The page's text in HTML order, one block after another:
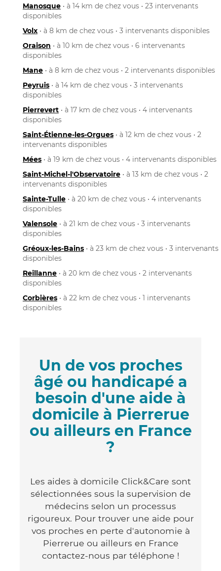
Manosque • à 14 km de chez vous • 23 intervenants
disponibles
Volx • à 8 km de chez vous • 3 intervenants disponibles
Oraison • à 10 km de chez vous • 6 intervenants
disponibles
Mane • à 8 km de chez vous • 2 intervenants disponibles
Peyruis • à 14 km de chez vous • 3 intervenants
disponibles
Pierrevert • à 17 km de chez vous • 4 intervenants
disponibles
Saint-Étienne-les-Orgues • à 12 km de chez vous • 2
intervenants disponibles
Mées • à 19 km de chez vous • 4 intervenants disponibles
Saint-Michel-l'Observatoire • à 13 km de chez vous • 2
intervenants disponibles
Sainte-Tulle • à 20 km de chez vous • 4 intervenants
disponibles
Valensole • à 21 km de chez vous • 3 intervenants
disponibles
Gréoux-les-Bains • à 23 km de chez vous • 3 intervenants
disponibles
Reillanne • à 20 km de chez vous • 2 intervenants
disponibles
Corbières • à 22 km de chez vous • 1 intervenants
disponibles
Un de vos proches
âgé ou handicapé a
besoin d'une aide à
domicile à Pierrerue
ou ailleurs en France
?
Les aides à domicile Click&Care sont
sélectionnées sous la supervision de
médecins selon un processus
rigoureux. Pour trouver une aide pour
vos proches en perte d'autonomie à
Pierrerue ou ailleurs en France
contactez-nous par téléphone !